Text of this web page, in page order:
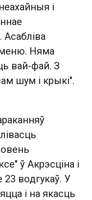
і
Асабліва
меню. Няма
вай-фай. З
шум і крыкі".
ў Акрэсціна і
23 водгукаў. У
і на якасць